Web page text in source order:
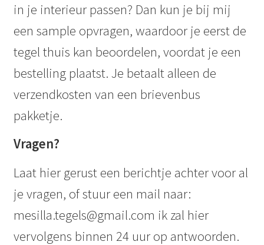
in je interieur passen? Dan kun je bij mij
een sample opvragen, waardoor je eerst de
tegel thuis kan beoordelen, voordat je een
bestelling plaatst. Je betaalt alleen de
verzendkosten van een brievenbus
pakketje.
Vragen?
Laat hier gerust een berichtje achter voor al
je vragen, of stuur een mail naar:
mesilla.tegels@gmail.com ik zal hier
vervolgens binnen 24 uur op antwoorden.